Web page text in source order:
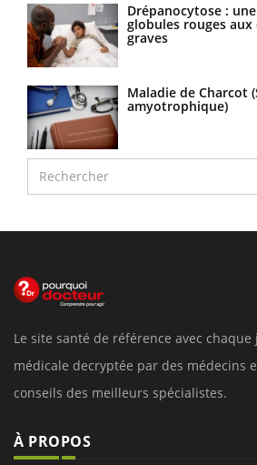
Drépanocytose :
globules rouges aux
graves
Maladie de Charcot
amyotrophique)
Le site santé de référence avec
médicale decryptée par des médecins
conseils des meilleurs spécialistes.
À PROPOS